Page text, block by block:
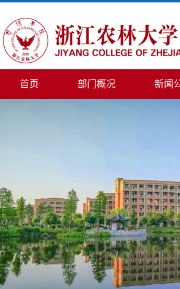
首页 部门概况 新闻